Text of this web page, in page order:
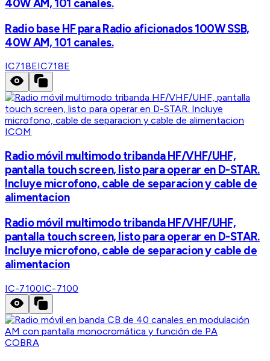
40W AM, 101 canales.
Radio base HF para Radio aficionados 100W SSB,
40W AM, 101 canales.
IC718EIC718E
ICOM
Radio móvil multimodo tribanda HF/VHF/UHF,
pantalla touch screen, listo para operar en D-STAR.
Incluye microfono, cable de separacion y cable de
alimentacion
Radio móvil multimodo tribanda HF/VHF/UHF,
pantalla touch screen, listo para operar en D-STAR.
Incluye microfono, cable de separacion y cable de
alimentacion
IC-7100IC-7100
COBRA